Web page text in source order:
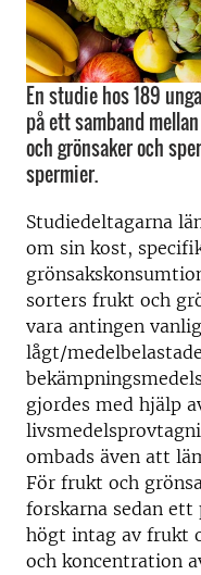
En studie hos 189
på ett samband
och grönsaker och
spermier.
Studiedeltagarna
om sin kost,
sorters frukt och
vara antingen
lågt/
gjordes med hjälp
ombads även att
För frukt och
forskarna sedan
högt intag av frukt
och koncentration